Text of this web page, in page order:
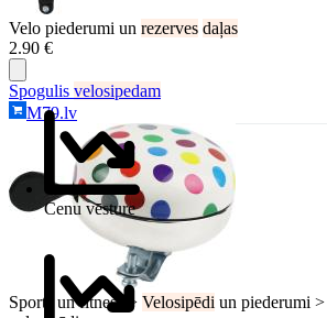
Velo piederumi un rezerves daļas
2.90 €
Cenu vēsture
Spogulis velosipedam
M79.lv
Sports un fitness > Velosipēdi un piederumi >